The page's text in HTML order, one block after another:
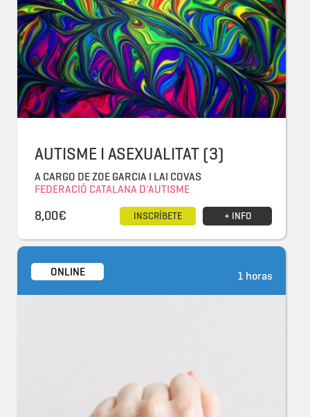
AUTISME I ASEXUALITAT (3)
A CARGO DE ZOE GARCIA I LAI COVAS
FEDERACIÓ CATALANA D'AUTISME
8,00€ + INFO
INSCRÍBETE
1 horas
ONLINE